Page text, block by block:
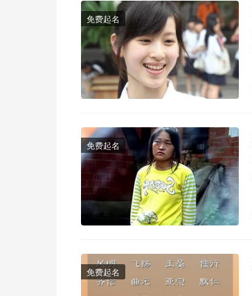
免费起名
免费起名
免费起名